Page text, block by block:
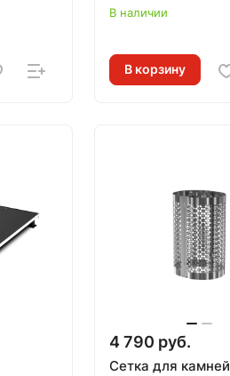
В наличии
В корзину
4 790 руб.
Сетка для камней